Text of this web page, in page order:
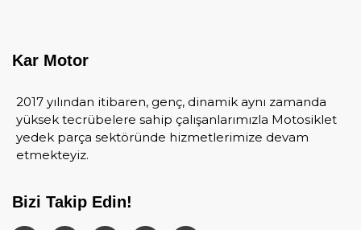
Kar Motor
2017 yılından itibaren, genç, dinamik aynı zamanda
yüksek tecrübelere sahip çalışanlarımızla Motosiklet
yedek parça sektöründe hizmetlerimize devam
etmekteyiz.
Bizi Takip Edin!